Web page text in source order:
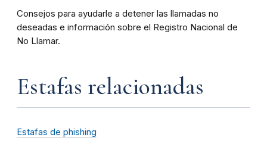
Consejos para ayudarle a detener las llamadas no
deseadas e información sobre el Registro Nacional de
No Llamar.
Estafas relacionadas
Estafas de phishing